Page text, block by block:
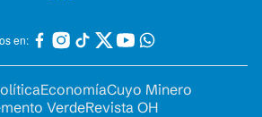
en:
EconomíaCuyo Minero
VerdeRevista OH